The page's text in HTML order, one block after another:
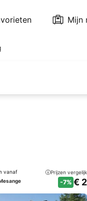
Mijn
vanaf
Prijzen
-7% €